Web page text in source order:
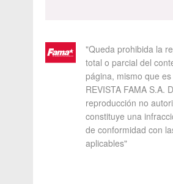
"Queda prohibida la
total o parcial del
página, mismo que
REVISTA FAMA S.A.
reproducción no
constituye una
de conformidad con
aplicables"